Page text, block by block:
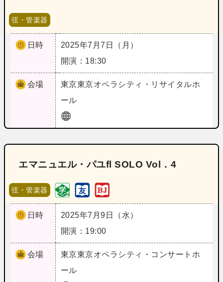
弦・管楽器
日時
2025年7月7日（月）
開演：18:30
会場 東京東京オペラシティ・リサイタルホ
ール
エマニュエル・パユfl SOLO Vol．4
弦・管楽器
日時
2025年7月9日（水）
開演：19:00
会場 東京東京オペラシティ・コンサートホ
ール